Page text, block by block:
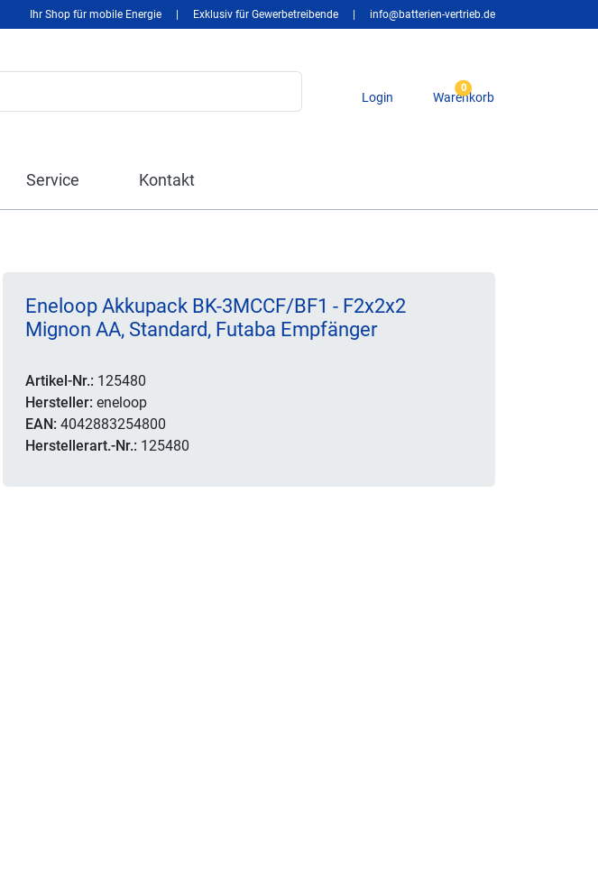
Ihr Shop für mobile Energie Exklusiv für Gewerbetreibende info@batterien-vertrieb.de
Login
0
Warenkorb
Service Kontakt
Eneloop Akkupack BK-3MCCF/BF1 - F2x2x2
Mignon AA, Standard, Futaba Empfänger
Artikel-Nr.: 125480
Hersteller: eneloop
EAN: 4042883254800
Herstellerart.-Nr.: 125480